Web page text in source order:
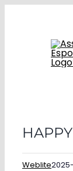
Weblite